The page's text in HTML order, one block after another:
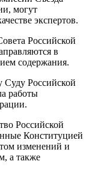
могут
экспертов.
Российской
в
содержания.
Российской
работы
Российской
Конституцией
изменений и
а также